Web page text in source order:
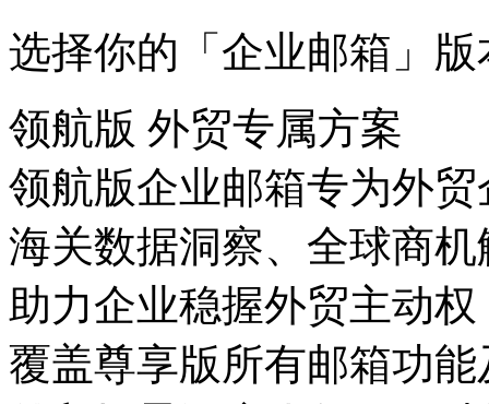
选择你的「企业邮箱」版
领航版 外贸专属方案
领航版企业邮箱专为外
海关数据洞察、全球商
助力企业稳握外贸主动权
覆盖尊享版所有邮箱功能